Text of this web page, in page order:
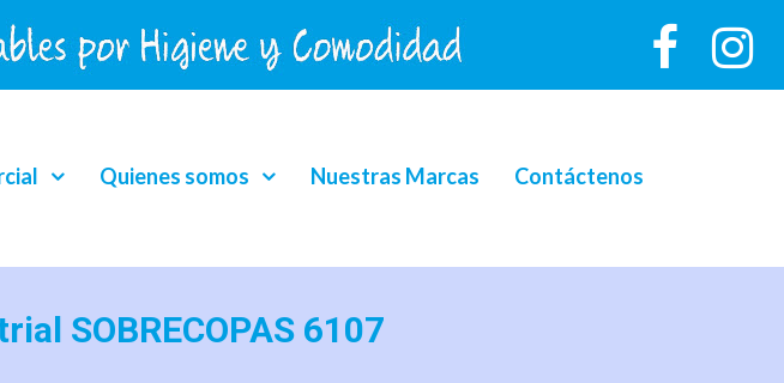
Quienes somos Nuestras Marcas
Contáctenos
SOBRECOPAS 6107